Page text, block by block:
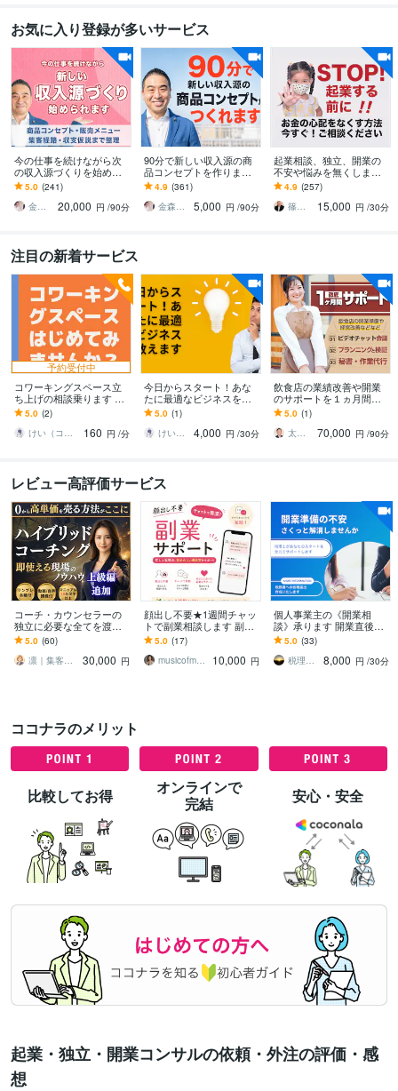
お気に入り登録が多いサービス
今の仕事を続けながら次
の収入源づくりを始めら
れます 独自ポジションづ
くりからメニュー・集客
経路・収支仮説まで整理
5.0 (241)
金森正治
20,000 円 /90分
90分で新しい収入源の商
品コンセプトを作ります
弱み×強みで競合と比較さ
れない独自ポジションを
整理します
4.9 (361)
金森正治
5,000 円 /90分
起業相談、独立、開業の
不安や悩みを無くします 1
8の質問で悩みに回答。希
望者には15分ビデオチャ
ットOK！
4.9 (257)
篠田圭三
15,000 円 /30分
注目の新着サービス
予約受付中
コワーキングスペース立
ち上げの相談乗ります 立
ち上げ事業譲渡経験ある
コワーキングデザイナー
が相談乗ります
5.0 (2)
けい（コワーキングデザイナー）
160 円 /分
今日からスタート！あな
たに最適なビジネスを教
えます 具体的なビジネス
プラン、進め方をお伝え
します
5.0 (1)
けい（コワーキングデザイナー）
4,000 円 /30分
飲食店の業績改善や開業
のサポートを１ヵ月間や
ります 独立開業時のプラ
ンニングから開店後の経
営相談まで中期的に支援
5.0 (1)
太田とよしき
70,000 円 /90分
レビュー高評価サービス
コーチ・カウンセラーの
独立に必要な全てを渡し
ます 起業の商品設計・価
格設計・集客導線を体系
化｜資料テンプレ
5.0 (60)
凛｜集客と単価を整える事業設計コーチ
30,000 円
顔出し不要★1週間チャッ
トで副業相談します 副業
迷子のあなたへ。あなた
にできる副業を一緒に発
見！
5.0 (17)
musicofmyheart
10,000 円
個人事業主の《開業相
談》承ります 開業直後の
方、今から開業される方
はぜひ！スタートから順
調に！
5.0 (33)
税理士ひなた
8,000 円 /30分
ココナラのメリット
比較してお得
オンラインで
完結
安心・安全
起業・独立・開業コンサルの依頼・外注の評価・感
想